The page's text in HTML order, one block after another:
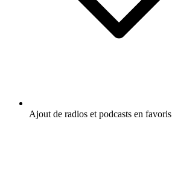
Ajout de radios et podcasts en favoris